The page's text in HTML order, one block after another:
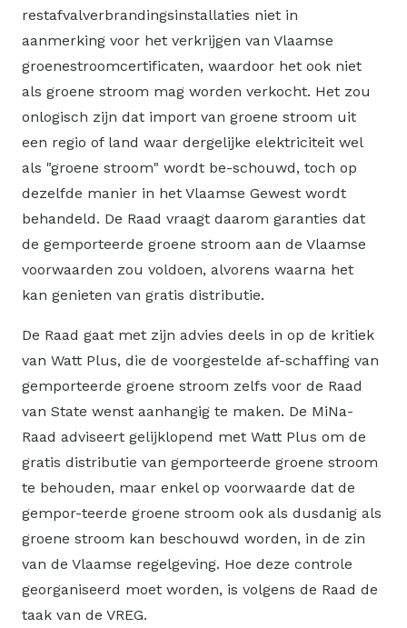
restafvalverbrandingsinstallaties niet in
aanmerking voor het verkrijgen van Vlaamse
groenestroomcertificaten, waardoor het ook niet
als groene stroom mag worden verkocht. Het zou
onlogisch zijn dat import van groene stroom uit
een regio of land waar dergelijke elektriciteit wel
als "groene stroom" wordt be-schouwd, toch op
dezelfde manier in het Vlaamse Gewest wordt
behandeld. De Raad vraagt daarom garanties dat
de gemporteerde groene stroom aan de Vlaamse
voorwaarden zou voldoen, alvorens waarna het
kan genieten van gratis distributie.
De Raad gaat met zijn advies deels in op de kritiek
van Watt Plus, die de voorgestelde af-schaffing van
gemporteerde groene stroom zelfs voor de Raad
van State wenst aanhangig te maken. De MiNa-
Raad adviseert gelijklopend met Watt Plus om de
gratis distributie van gemporteerde groene stroom
te behouden, maar enkel op voorwaarde dat de
gempor-teerde groene stroom ook als dusdanig als
groene stroom kan beschouwd worden, in de zin
van de Vlaamse regelgeving. Hoe deze controle
georganiseerd moet worden, is volgens de Raad de
taak van de VREG.